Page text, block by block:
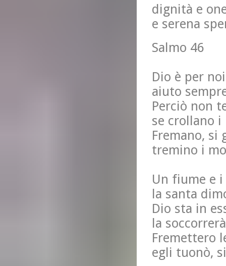
dignità e
e serena
Salmo 46
Dio è per
aiuto
Perciò non
se crollano
Fremano, si
tremino i
Un fiume e
la santa
Dio sta in
la
Fremettero
egli tuonò,